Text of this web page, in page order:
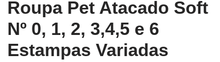
Roupa Pet Atacado Soft
Nº 0, 1, 2, 3,4,5 e 6
Estampas Variadas